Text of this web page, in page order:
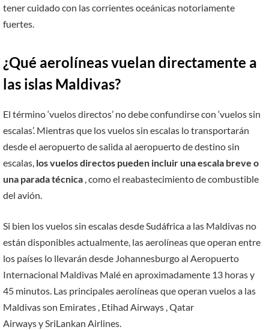
tener cuidado con las corrientes oceánicas notoriamente
fuertes.
¿Qué aerolíneas vuelan directamente a
las islas Maldivas?
El término ‘vuelos directos’ no debe confundirse con ‘vuelos sin
escalas’. Mientras que los vuelos sin escalas lo transportarán
desde el aeropuerto de salida al aeropuerto de destino sin
escalas, los vuelos directos pueden incluir una escala breve o
una parada técnica , como el reabastecimiento de combustible
del avión.
Si bien los vuelos sin escalas desde Sudáfrica a las Maldivas no
están disponibles actualmente, las aerolíneas que operan entre
los países lo llevarán desde Johannesburgo al Aeropuerto
Internacional Maldivas Malé en aproximadamente 13 horas y
45 minutos. Las principales aerolíneas que operan vuelos a las
Maldivas son Emirates , Etihad Airways , Qatar
Airways y SriLankan Airlines.